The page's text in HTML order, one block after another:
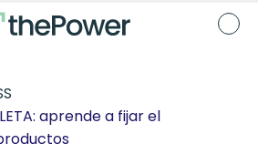
aprende a fijar el